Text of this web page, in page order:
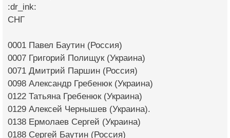
:dr_ink:
СНГ
0001 Павел Баутин (Россия)
0007 Григорий Полищук (Украина)
0071 Дмитрий Паршин (Россия)
0098 Александр Гребенюк (Украина)
0122 Татьяна Гребенюк (Украина)
0129 Алексей Чернышев (Украина).
0138 Ермолаев Сергей (Украина)
0188 Сергей Баутин (Россия)